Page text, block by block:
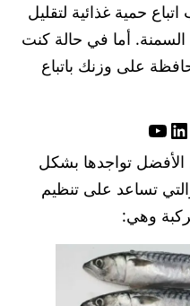
حمية غذائية لتقليل
أما في حالة كنت
على وزنك باتباع
لينكد إنيوتيوب
تواجدها بشكل
تساعد على تنظيم
وهي: